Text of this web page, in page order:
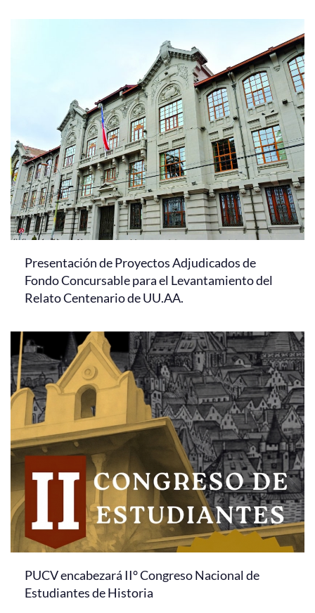
Presentación de Proyectos Adjudicados de
Fondo Concursable para el Levantamiento del
Relato Centenario de UU.AA.
PUCV encabezará II° Congreso Nacional de
Estudiantes de Historia